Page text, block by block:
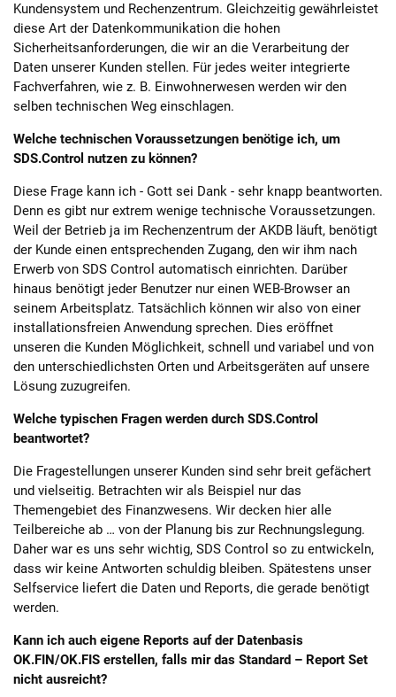
Kundensystem und Rechenzentrum. Gleichzeitig gewährleistet
diese Art der Datenkommunikation die hohen
Sicherheitsanforderungen, die wir an die Verarbeitung der
Daten unserer Kunden stellen. Für jedes weiter integrierte
Fachverfahren, wie z. B. Einwohnerwesen werden wir den
selben technischen Weg einschlagen.
Welche technischen Voraussetzungen benötige ich, um
SDS.Control nutzen zu können?
Diese Frage kann ich - Gott sei Dank - sehr knapp beantworten.
Denn es gibt nur extrem wenige technische Voraussetzungen.
Weil der Betrieb ja im Rechenzentrum der AKDB läuft, benötigt
der Kunde einen entsprechenden Zugang, den wir ihm nach
Erwerb von SDS Control automatisch einrichten. Darüber
hinaus benötigt jeder Benutzer nur einen WEB-Browser an
seinem Arbeitsplatz. Tatsächlich können wir also von einer
installationsfreien Anwendung sprechen. Dies eröffnet
unseren die Kunden Möglichkeit, schnell und variabel und von
den unterschiedlichsten Orten und Arbeitsgeräten auf unsere
Lösung zuzugreifen.
Welche typischen Fragen werden durch SDS.Control
beantwortet?
Die Fragestellungen unserer Kunden sind sehr breit gefächert
und vielseitig. Betrachten wir als Beispiel nur das
Themengebiet des Finanzwesens. Wir decken hier alle
Teilbereiche ab … von der Planung bis zur Rechnungslegung.
Daher war es uns sehr wichtig, SDS Control so zu entwickeln,
dass wir keine Antworten schuldig bleiben. Spätestens unser
Selfservice liefert die Daten und Reports, die gerade benötigt
werden.
Kann ich auch eigene Reports auf der Datenbasis
OK.FIN/OK.FIS erstellen, falls mir das Standard – Report Set
nicht ausreicht?